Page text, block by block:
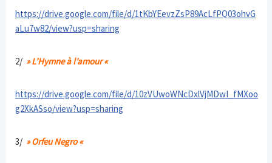
https://drive.google.com/file/d/1tKbYEevzZsP89AcLfPQ03ohvG
aLu7w82/view?usp=sharing
2/ » L’Hymne à l’amour «
https://drive.google.com/file/d/10zVUwoWNcDxlVjMDwI_fMXoo
g2XkASso/view?usp=sharing
3/ » Orfeu Negro «